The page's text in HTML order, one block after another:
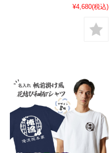
¥4,680(税込)